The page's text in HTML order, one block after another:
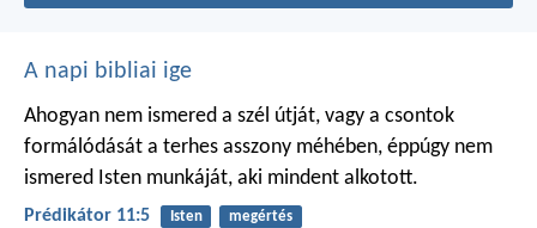
A napi bibliai ige
Ahogyan nem ismered a szél útját, vagy a csontok
formálódását a terhes asszony méhében, éppúgy nem
ismered Isten munkáját, aki mindent alkotott.
Prédikátor 11:5 Isten megértés